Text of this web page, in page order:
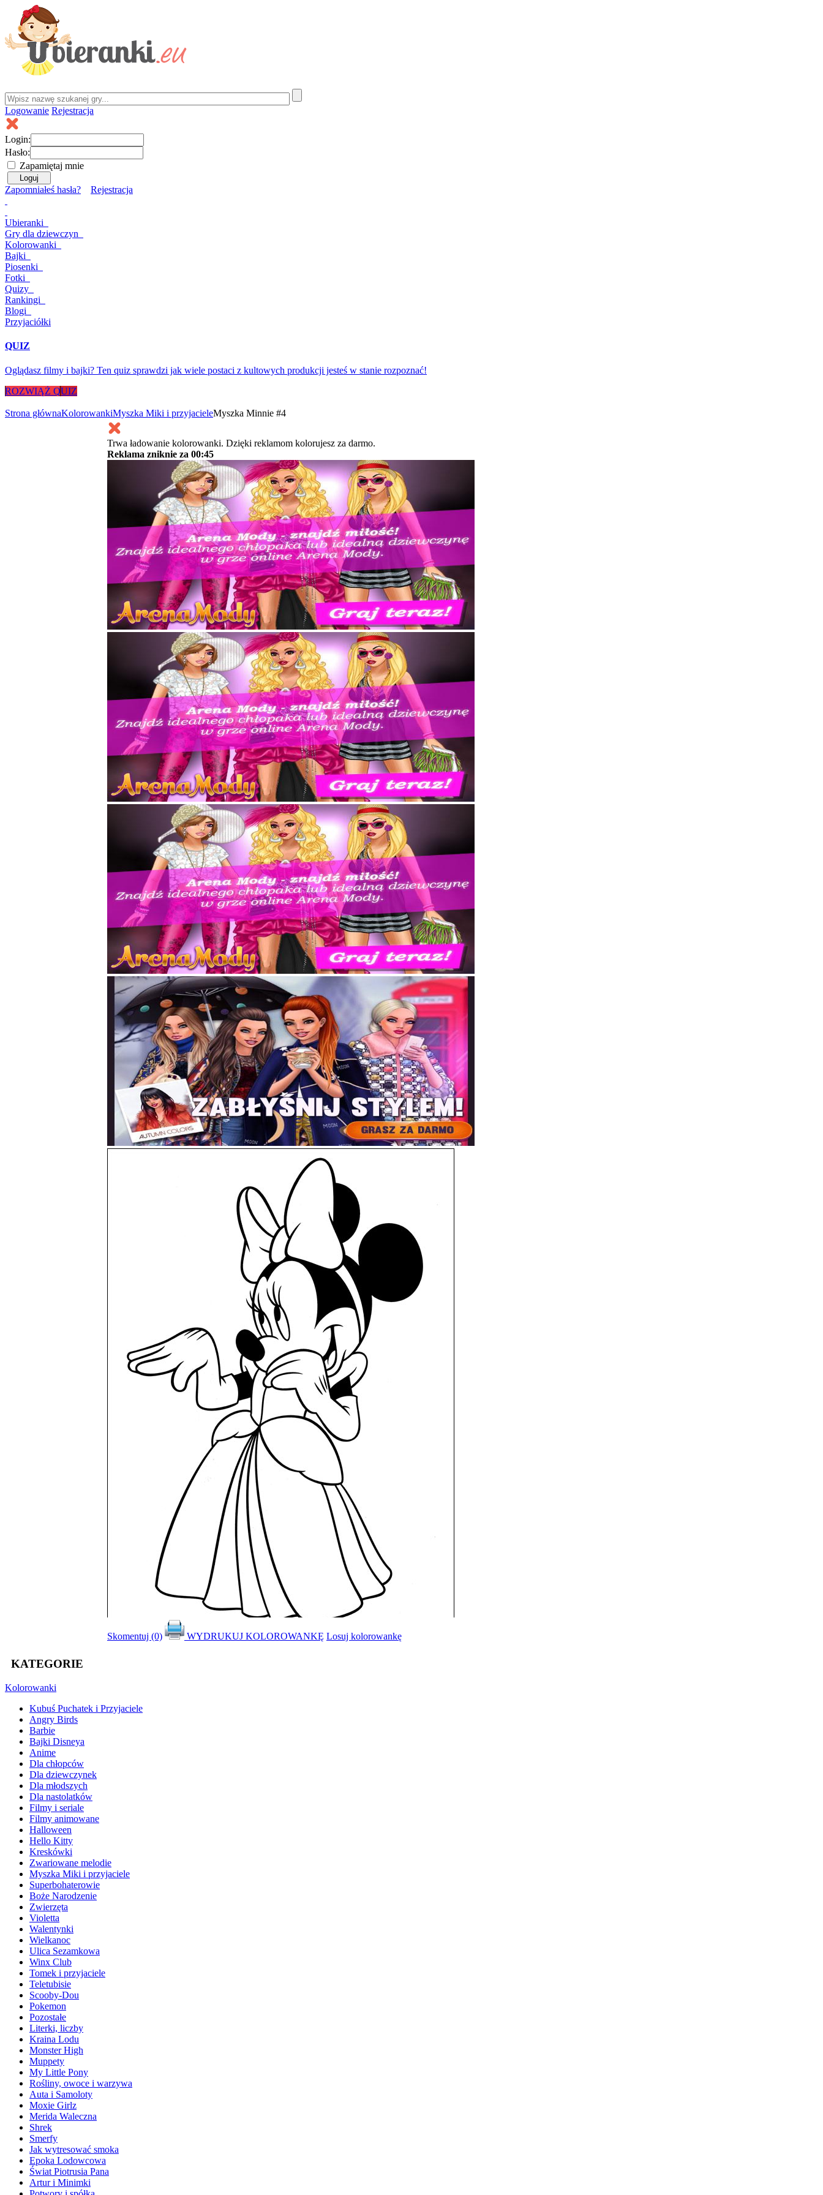
Logowanie Rejestracja
Login:
Hasło:
Zapamiętaj mnie
Zapomniałeś hasła? Rejestracja
Ubieranki
Gry dla dziewczyn
Kolorowanki
Bajki
Piosenki
Fotki
Quizy
Rankingi
Blogi
Przyjaciółki
QUIZ
Oglądasz filmy i bajki? Ten quiz sprawdzi jak wiele postaci z kultowych produkcji jesteś w stanie rozpoznać!
ROZWIĄŻ QUIZ
Strona głównaKolorowankiMyszka Miki i przyjacieleMyszka Minnie #4
Trwa ładowanie kolorowanki. Dzięki reklamom kolorujesz za darmo.
Reklama zniknie za 00:45
Skomentuj (0) WYDRUKUJ KOLOROWANKĘ Losuj kolorowankę
KATEGORIE
Kolorowanki
Kubuś Puchatek i Przyjaciele
Angry Birds
Barbie
Bajki Disneya
Anime
Dla chłopców
Dla dziewczynek
Dla młodszych
Dla nastolatków
Filmy i seriale
Filmy animowane
Halloween
Hello Kitty
Kreskówki
Zwariowane melodie
Myszka Miki i przyjaciele
Superbohaterowie
Boże Narodzenie
Zwierzęta
Violetta
Walentynki
Wielkanoc
Ulica Sezamkowa
Winx Club
Tomek i przyjaciele
Teletubisie
Scooby-Dou
Pokemon
Pozostałe
Literki, liczby
Kraina Lodu
Monster High
Muppety
My Little Pony
Rośliny, owoce i warzywa
Auta i Samoloty
Moxie Girlz
Merida Waleczna
Shrek
Smerfy
Jak wytresować smoka
Epoka Lodowcowa
Świat Piotrusia Pana
Artur i Minimki